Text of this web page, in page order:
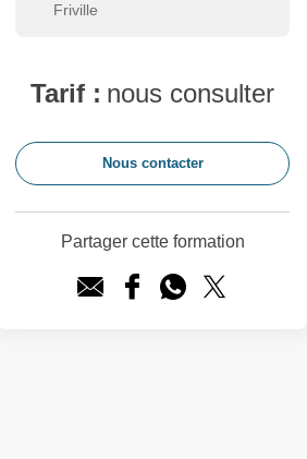
Friville
Tarif : nous consulter
Nous contacter
Partager cette formation